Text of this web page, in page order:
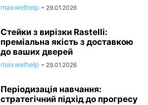
maxwelhelp - 29.01.2026
Стейки з вирізки Rastelli:
преміальна якість з доставкою
до ваших дверей
maxwelhelp - 29.01.2026
Періодизація навчання:
стратегічний підхід до прогресу